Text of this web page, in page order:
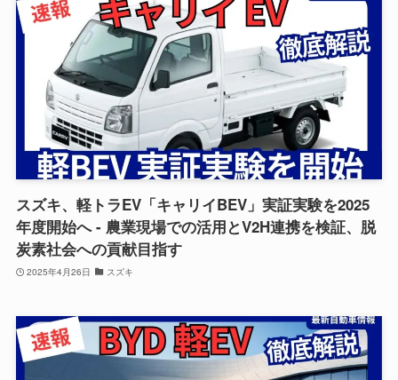
スズキ、軽トラEV「キャリイBEV」実証実験を2025
年度開始へ - 農業現場での活用とV2H連携を検証、脱
炭素社会への貢献目指す
2025年4月26日 スズキ